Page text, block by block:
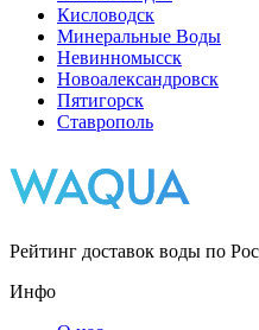
Кисловодск
Минеральные Воды
Невинномысск
Новоалександровск
Пятигорск
Ставрополь
Рейтинг доставок воды по
Инфо